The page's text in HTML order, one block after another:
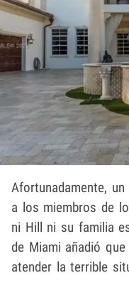
Afortunadamente,
a los miembros de
ni Hill ni su familia
de Miami añadió
atender la terrible